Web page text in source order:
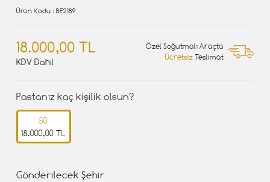
Ürün Kodu : BE2189
18.000,00 TL
KDV Dahil
Özel Soğutmalı Araçta
Ücretsiz Teslimat
Pastanız kaç kişilik olsun?
50
18.000,00 TL
Gönderilecek Şehir